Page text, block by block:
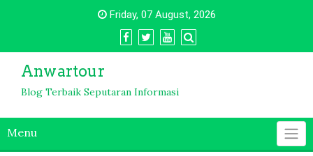
Friday, 07 August, 2026
Anwartour
Blog Terbaik Seputaran Informasi
Menu